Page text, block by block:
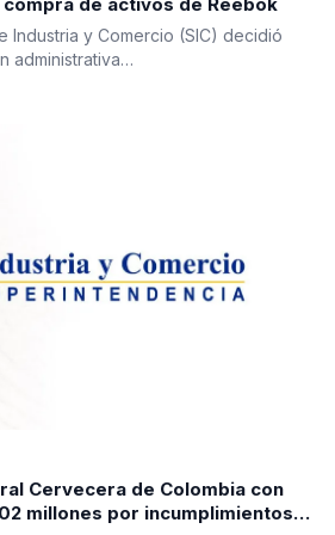
Industria y Comercio (SIC) decidió
administrativa…
Cervecera de Colombia con
millones por incumplimientos